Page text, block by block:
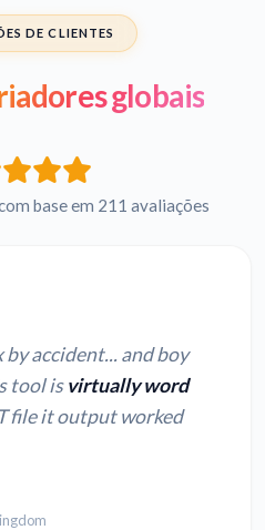
DE CLIENTES
globais
base em 211 avaliações
by accident... and boy
tool isvirtually word
file it output worked